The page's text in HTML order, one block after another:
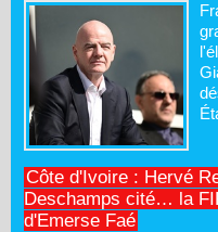
Côte d'Ivoire : Hervé
Deschamps cité… la
d'Emerse Faé